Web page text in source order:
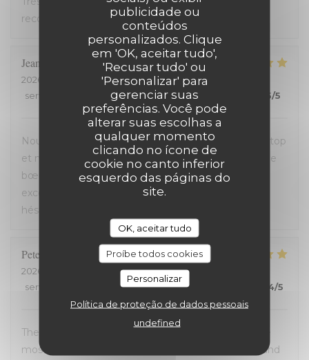
publicidade ou
conteúdos
personalizados. Clique
em 'OK, aceitar tudo',
'Recusar tudo' ou
'Personalizar' para
gerenciar suas
preferências. Você pode
alterar suas escolhas a
qualquer momento
clicando no ícone de
cookie no canto inferior
esquerdo das páginas do
site.
OK, aceitar tudo
Proíbe todos cookies
Personalizar
Política de proteção de dados pessoais
undefined
recommande !
Jean-David
2026-07-13
- 20:30 - guests 2
service
ambience:5/5 menu: 5/5 5/5
Nous avons passé une excellente soirée, service au top
et nourriture de très bonne qualité. J’ai pris la cote de
bœuf et je me suis régalé. Les frites étaient aussi
excellentes. Nous recommandons sans aucune
hésitation.
Peter
2026-07-12
- 14:00 - guests 2
service
ambience:5/5 menu:5 4/5
The entire experience was wonderful: the staff were
most helpful, the ambiance was “Old Lille” charm, and